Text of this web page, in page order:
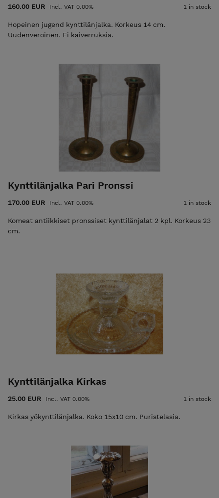
160.00 EUR Incl. VAT 0.00% 1 in stock
Hopeinen jugend kynttilänjalka. Korkeus 14 cm.
Uudenveroinen. Ei kaiverruksia.
Kynttilänjalka Pari Pronssi
170.00 EUR Incl. VAT 0.00% 1 in stock
Komeat antiikkiset pronssiset kynttilänjalat 2 kpl. Korkeus 23
cm.
Kynttilänjalka Kirkas
25.00 EUR Incl. VAT 0.00% 1 in stock
Kirkas yökynttilänjalka. Koko 15x10 cm. Puristelasia.